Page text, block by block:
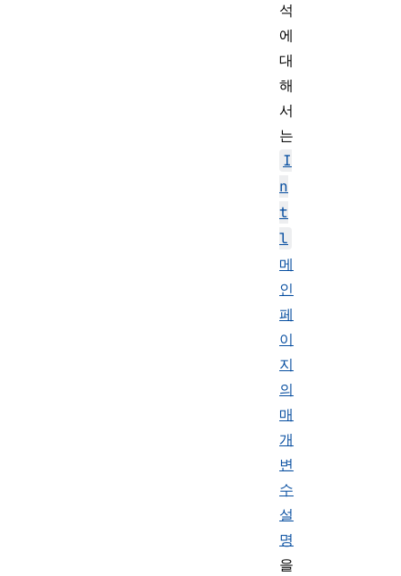
석
에
대
해
서
는
I
n
t
l
메
인
페
이
지
의
매
개
변
수
설
명
을